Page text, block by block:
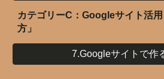
カテゴリーC：Googleサイト活
方」
7.Googleサイトで作